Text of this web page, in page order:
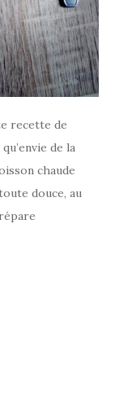
recette de
de la
chaude
douce, au